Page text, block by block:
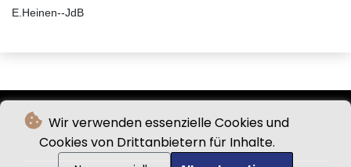
Wir verwenden essenzielle Cookies und
Cookies von Drittanbietern für Inhalte.
E.Heinen--JdB